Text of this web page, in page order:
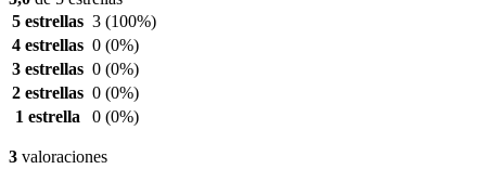
5 estrellas 3 (100%)
4 estrellas 0 (0%)
3 estrellas 0 (0%)
2 estrellas 0 (0%)
1 estrella
0 (0%)
3 valoraciones